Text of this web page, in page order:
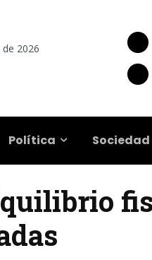
2026
Política Sociedad